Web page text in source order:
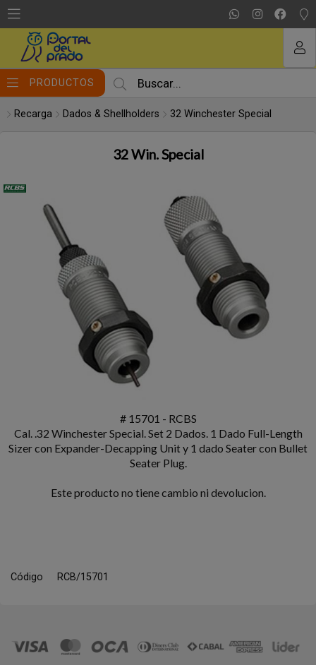
PRODUCTOS
Recarga Dados & Shellholders 32 Winchester Special
32 Win. Special
# 15701 - RCBS
Cal. .32 Winchester Special. Set 2 Dados. 1 Dado Full-Length
Sizer con Expander-Decapping Unit y 1 dado Seater con Bullet
Seater Plug.
Este producto no tiene cambio ni devolucion.
Código RCB/15701